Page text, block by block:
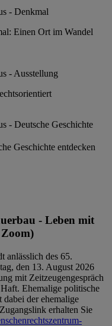
Einen Ort im Wandel
Geschichte entdecken
- Leben mit
anlässlich des 65.
den 13. August 2026
mit Zeitzeugengespräch
Ehemalige politische
der ehemalige
erhalten Sie